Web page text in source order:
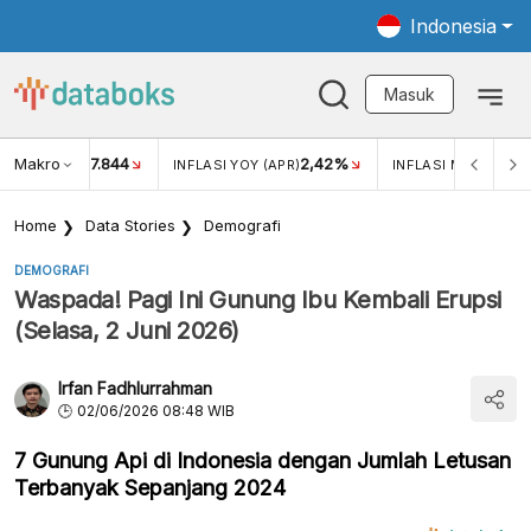
Indonesia
Masuk
Makro
USD/IDR 17.844 INFLASI YOY (APR)2,42% INFLASI MOM (APR)
Home Data Stories Demografi
DEMOGRAFI
Waspada! Pagi Ini Gunung Ibu Kembali Erupsi
(Selasa, 2 Juni 2026)
Irfan Fadhlurrahman
02/06/2026 08:48 WIB
7 Gunung Api di Indonesia dengan Jumlah Letusan
Terbanyak Sepanjang 2024